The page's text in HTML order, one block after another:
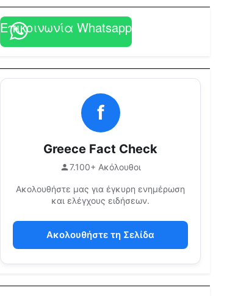
Επικοινωνία Whatsapp
f
Greece Fact Check
7.100+ Ακόλουθοι
Ακολουθήστε μας για έγκυρη ενημέρωση
και ελέγχους ειδήσεων.
Ακολουθήστε τη Σελίδα